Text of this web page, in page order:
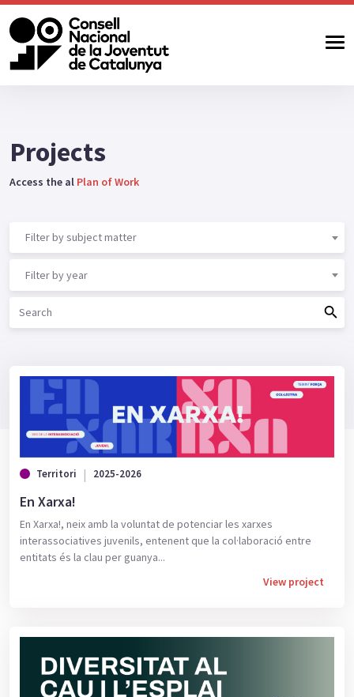
Projects
Access the al Plan of Work
Filter by subject matter
Filter by year
search
Territori 2025-2026
En Xarxa!
En Xarxa!, neix amb la voluntat de potenciar les xarxes
interassociatives juvenils, entenent que la col·laboració entre
entitats és la clau per guanya...
View project